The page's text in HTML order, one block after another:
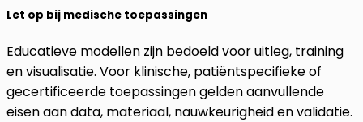
Let op bij medische toepassingen
Educatieve modellen zijn bedoeld voor uitleg, training
en visualisatie. Voor klinische, patiëntspecifieke of
gecertificeerde toepassingen gelden aanvullende
eisen aan data, materiaal, nauwkeurigheid en validatie.